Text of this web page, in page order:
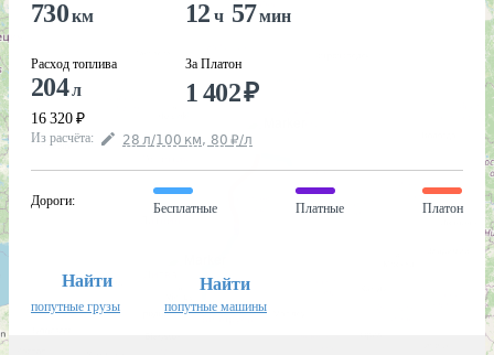
730км
Расход топлива
204л
16 320 ₽
12 ч 57мин
За Платон
1 402₽
Из расчёта: 28 л/100 км, 80 ₽/л
Дороги:
Бесплатные Платные Платон
Найти
попутные грузы
Найти
попутные машины